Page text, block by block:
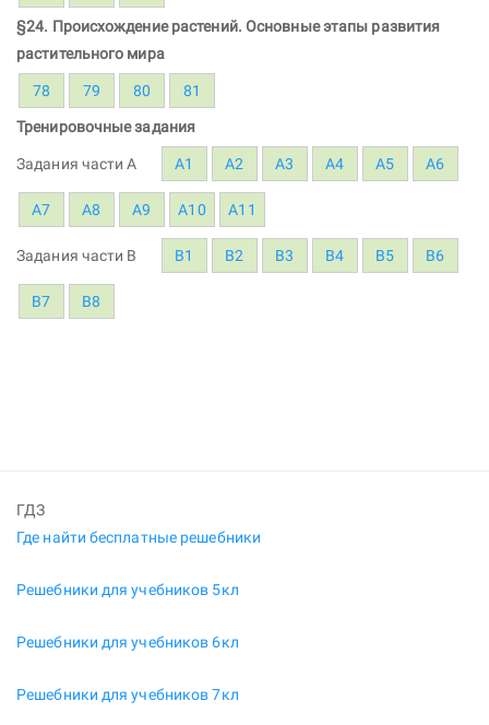
§24. Происхождение растений. Основные этапы развития
растительного мира
78 79 80 81
Тренировочные задания
Задания части A А1 А2 А3 А4 А5 А6
А7 А8 А9 А10 А11
Задания части B В1 В2 В3 В4 В5 В6
В7 В8
ГДЗ
Где найти бесплатные решебники
Решебники для учебников 5кл
Решебники для учебников 6кл
Решебники для учебников 7кл